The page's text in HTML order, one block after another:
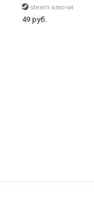
steam ключи
49 руб.